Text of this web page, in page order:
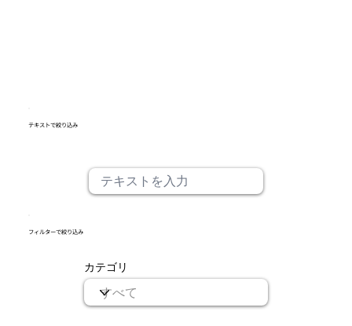
カテゴリ
​フィルターで絞り込み
テキストで絞り込み